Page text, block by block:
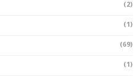
(2)
(1)
(69)
(1)